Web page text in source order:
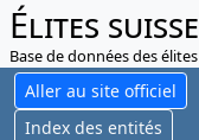
Élites
Base de données des
Aller au site officiel
Index des entités